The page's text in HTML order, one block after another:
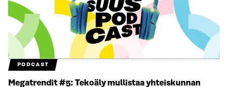
PODCAST
Megatrendit #5: Tekoäly mullistaa yhteiskunnan